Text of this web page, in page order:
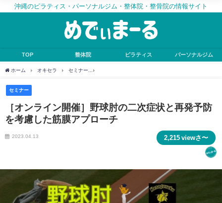
沖縄のピラティス・パーソナルジム・整体院・整骨院の情報サイト
TOP 整体院 ピラティス パーソナルジム
ホーム オキセラ セミナー
セミナー
［オンライン開催］野球肘の二次症状と再発予防
を考慮した筋膜アプローチ
2023.04.13 2,215 viewさ〜